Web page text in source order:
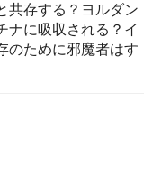
共存する？ヨルダン
ナに吸収される？イ
のために邪魔者はす